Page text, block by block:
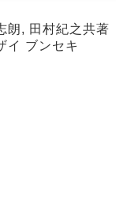
朗, 田村紀之共著
イ ブンセキ